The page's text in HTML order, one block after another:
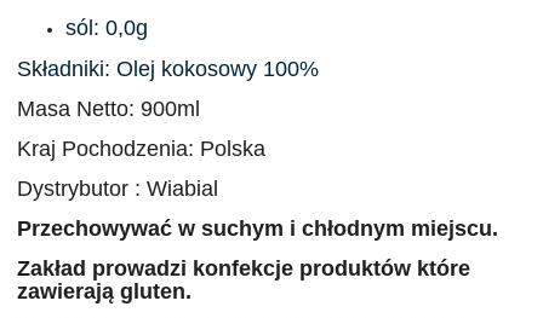
sól: 0,0g
Składniki: Olej kokosowy 100%
Masa Netto: 900ml
Kraj Pochodzenia: Polska
Dystrybutor : Wiabial
Przechowywać w suchym i chłodnym miejscu.
Zakład prowadzi konfekcje produktów które
zawierają gluten.